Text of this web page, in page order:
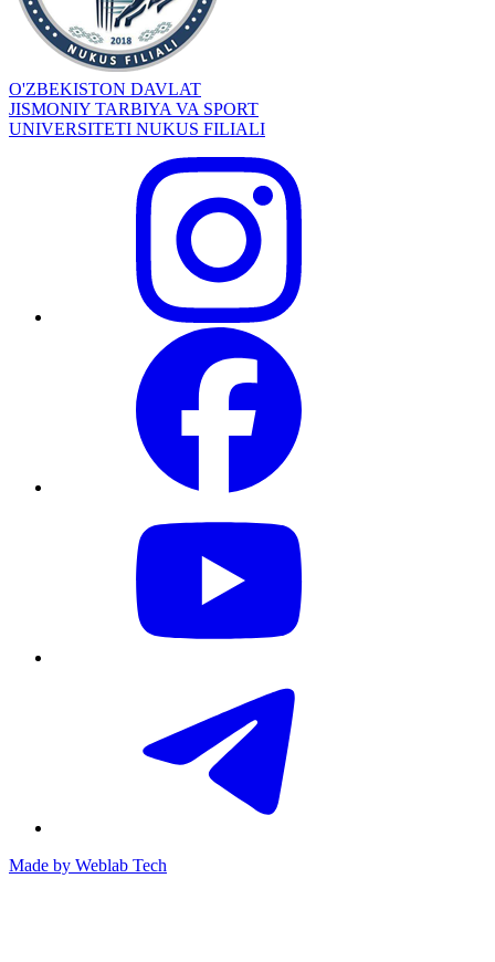
O'ZBEKISTON DAVLAT
JISMONIY TARBIYA VA SPORT
UNIVERSITETI NUKUS FILIALI
Made by Weblab Tech